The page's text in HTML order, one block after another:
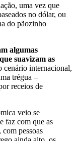
uma vez que
no dólar, ou
do pãozinho
algumas
suavizam as
cenário internacional,
trégua –
receios de
veio se
faz com que as
pessoas